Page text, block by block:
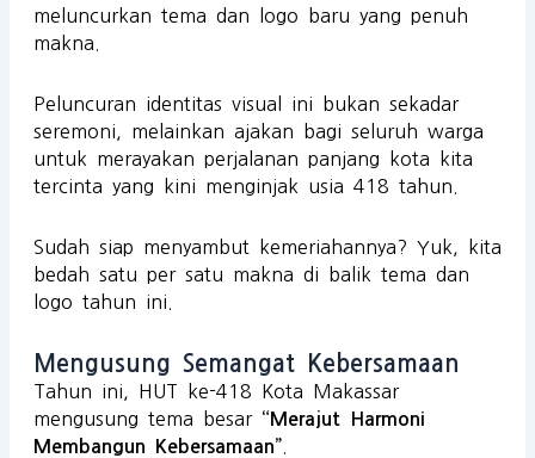
meluncurkan tema dan logo baru yang penuh
makna.
Peluncuran identitas visual ini bukan sekadar
seremoni, melainkan ajakan bagi seluruh warga
untuk merayakan perjalanan panjang kota kita
tercinta yang kini menginjak usia 418 tahun.
Sudah siap menyambut kemeriahannya? Yuk, kita
bedah satu per satu makna di balik tema dan
logo tahun ini.
Mengusung Semangat Kebersamaan
Tahun ini, HUT ke-418 Kota Makassar
mengusung tema besar “Merajut Harmoni
Membangun Kebersamaan”.